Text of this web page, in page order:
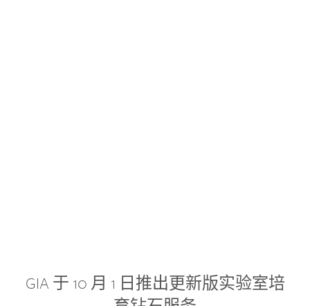
GIA 于 10 月 1 日推出更新版实验室培